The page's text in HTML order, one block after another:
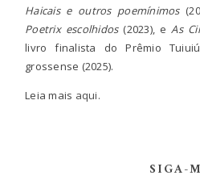
Haicais e outros poemínimos
Poetrix escolhidos(2023), e As
livro finalista do Prêmio
grossense (2025).
Leia mais aqui.
SIGA-